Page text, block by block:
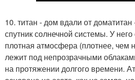
10. титан - дом вдали от
спутник солнечной системы. У
плотная атмосфера (плотнее, чем
лежит под непрозрачными
на протяжении долгого времени.